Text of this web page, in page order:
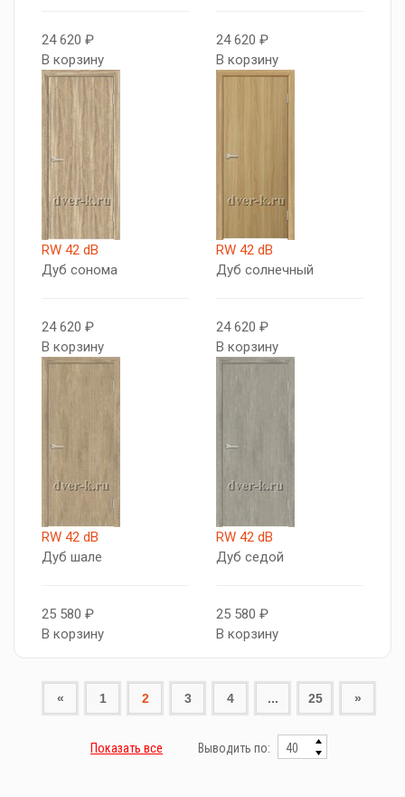
24 620 ₽
В корзину
24 620 ₽
В корзину
RW 42 dB
Дуб сонома
24 620 ₽
В корзину
RW 42 dB
Дуб солнечный
24 620 ₽
В корзину
RW 42 dB
Дуб шале
25 580 ₽
В корзину
RW 42 dB
Дуб седой
25 580 ₽
В корзину
« 1 2 3 4 ... 25 »
Показать все Выводить по: